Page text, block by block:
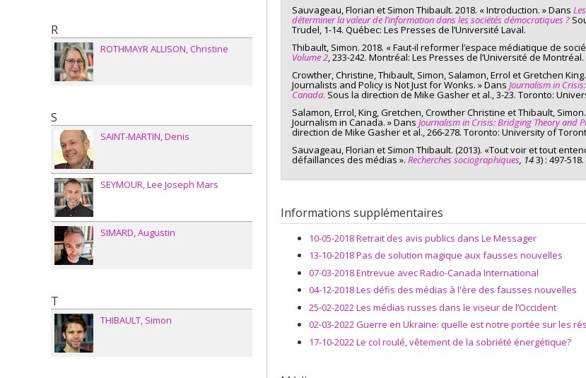
Diplôme obtenu: M.sc. (2016)
Montréal, métropole culturelle – questionnements autour de la formation
Diplomé(e): Côté, Anne-Sarah
Cycle: Maîtrise en études internationales
Diplôme obtenu: M.sc. (2016)
Sauvageau, Florian et Simon Thibault. 2018. « Introduction. » Dans
déterminer la valeur de l’information dans les sociétés démocratiques ?
Trudel, 1-14. Québec: Les Presses de l’Université Laval.
Thibault, Simon. 2018. « Faut-il reformer l’espace médiatique de
Volume 2, 233-242. Montréal: Les Presses de l’Université de Montréal.
Crowther, Christine, Thibault, Simon, Salamon, Errol et Gretchen
Journalists and Policy is Not Just for Wonks. » Dans Journalism in
Canada. Sous la direction de Mike Gasher et al., 3-23. Toronto:
Salamon, Errol, King, Gretchen, Crowther Christine et Thibault,
Journalism in Canada. » Dans Journalism in Crisis: Bridging Theory and
direction de Mike Gasher et al., 266-278. Toronto: University of
Sauvageau, Florian et Simon Thibault. (2013). «Tout voir et tout
défaillances des médias ». Recherches sociographiques, 143) : 497-518.
Informations supplémentaires
10-05-2018 Retrait des avis publics dans Le Messager
13-10-2018 Pas de solution magique aux fausses nouvelles
07-03-2018 Entrevue avec Radio-Canada International
04-12-2018 Les défis des médias à l'ère des fausses nouvelles
25-02-2022 Les médias russes dans le viseur de l’Occident
02-03-2022 Guerre en Ukraine: quelle est notre portée sur les
17-10-2022 Le col roulé, vêtement de la sobriété énergétique?
R
ROTHMAYR ALLISON Christine
S
SAINT-MARTIN Denis
SEYMOUR Lee Joseph Mars
SIMARD Augustin
T
THIBAULT Simon